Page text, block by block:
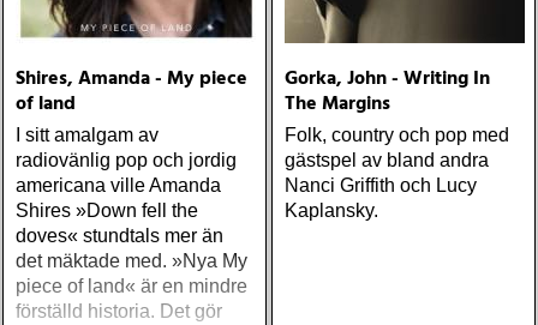
Shires, Amanda - My piece
of land
I sitt amalgam av
radiovänlig pop och jordig
americana ville Amanda
Shires »Down fell the
doves« stundtals mer än
det mäktade med. »Nya My
piece of land« är en mindre
förställd historia. Det gör
Gorka, John - Writing In
The Margins
Folk, country och pop med
gästspel av bland andra
Nanci Griffith och Lucy
Kaplansky.